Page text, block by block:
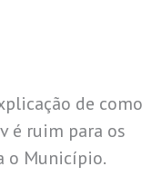
de como
é ruim para os
o Município.